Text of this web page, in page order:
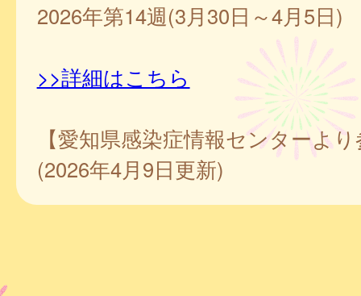
2026年第14週(3月30日～4月5日)
>>詳細はこちら
【愛知県感染症情報センターよ
(2026年4月9日更新)